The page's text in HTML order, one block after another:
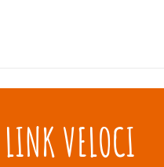
LINK VELOCI